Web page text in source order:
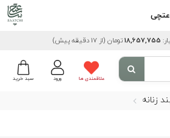
18,657,755تومان (از 17 دقیقه پیش)
سبد خرید ورود علاقمندی ها
زنانه